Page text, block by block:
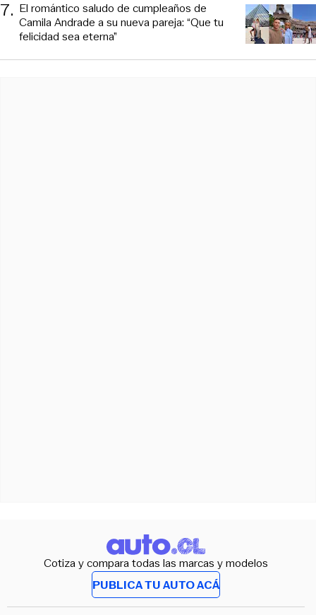
7. El romántico saludo de cumpleaños de
Camila Andrade a su nueva pareja: “Que tu
felicidad sea eterna”
Cotiza y compara todas las marcas y modelos
PUBLICA TU AUTO ACÁ